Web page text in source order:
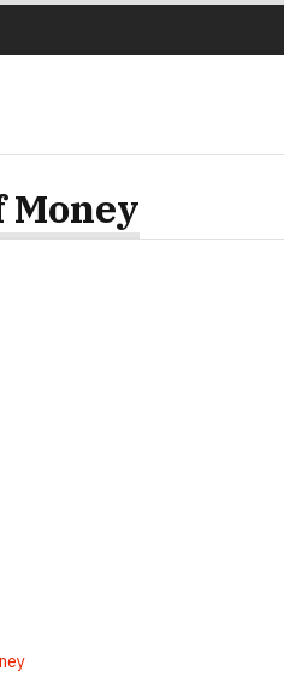
Money